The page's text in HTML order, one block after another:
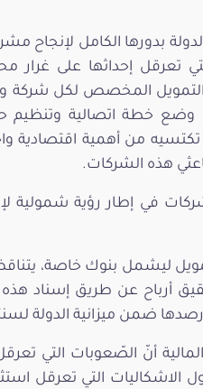
بدورها الكامل لإنجاح
تعرقل إحداثها على غرار
المخصص لكل شركة
وضع خطة اتصالية
من أهمية اقتصادية
هذه الشركات.
في إطار رؤية شمولية
ليشمل بنوك خاصة،
أرباح عن طريق إسناد
ميزانية الدولة لسنتي 2023
أنّ الصّعوبات التي
الاشكاليات التي تعرقل